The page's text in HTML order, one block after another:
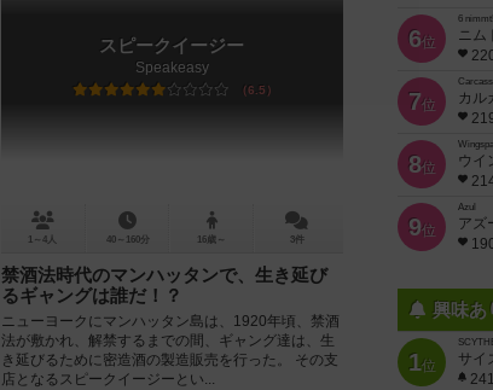
スピークイージー
Speakeasy
6.5
1～4人 40～160分 16歳～ 3件
禁酒法時代のマンハッタンで、生き延び
るギャングは誰だ！？
ニューヨークにマンハッタン島は、1920年頃、禁酒
法が敷かれ、解禁するまでの間、ギャング達は、生
き延びるために密造酒の製造販売を行った。 その支
店となるスピークイージーとい...
6位
6 nimmt!
ニム
7位
カル
8位
ウイ
9位
Azul
アズ
興味あ
1位
サイ